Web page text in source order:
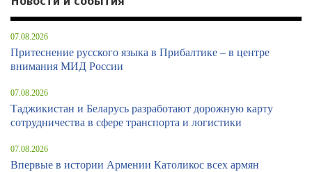
07.08.2026
Притеснение русского языка в Прибалтике – в центре
внимания МИД России
07.08.2026
Таджикистан и Беларусь разработают дорожную карту
сотрудничества в сфере транспорта и логистики
07.08.2026
Впервые в истории Армении Католикос всех армян